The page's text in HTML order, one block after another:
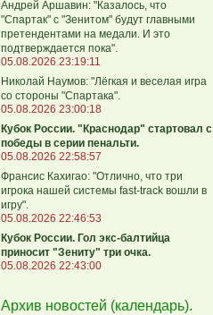
Андрей Аршавин: "Казалось, что
"Спартак" с "Зенитом" будут главными
претендентами на медали. И это
подтверждается пока".
05.08.2026 23:19:11
Николай Наумов: "Лёгкая и веселая игра
со стороны "Спартака".
05.08.2026 23:00:18
Кубок России. "Краснодар" стартовал с
победы в серии пенальти.
05.08.2026 22:58:57
Франсис Кахигао: "Отлично, что три
игрока нашей системы fast‑track вошли в
игру".
05.08.2026 22:46:53
Кубок России. Гол экс-балтийца
приносит "Зениту" три очка.
05.08.2026 22:43:00
Архив новостей (календарь).